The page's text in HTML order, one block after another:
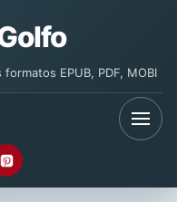
EPUB, PDF, MOBI